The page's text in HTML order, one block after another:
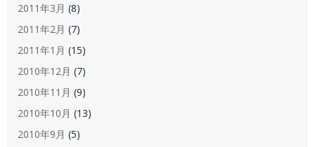
2011年3月 (8)
2011年2月 (7)
2011年1月 (15)
2010年12月 (7)
2010年11月 (9)
2010年10月 (13)
2010年9月 (5)